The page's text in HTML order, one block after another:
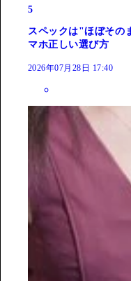
5
スペックは"ほぼそ
マホ正しい選び方
2026年07月28日 17:40